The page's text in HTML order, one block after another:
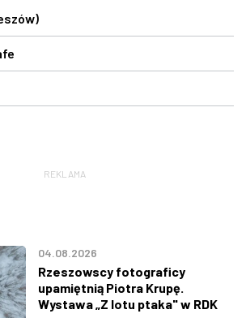
REKLAMA
04.08.2026
Rzeszowscy fotograficy
upamiętnią Piotra Krupę.
Wystawa „Z lotu ptaka" w RDK